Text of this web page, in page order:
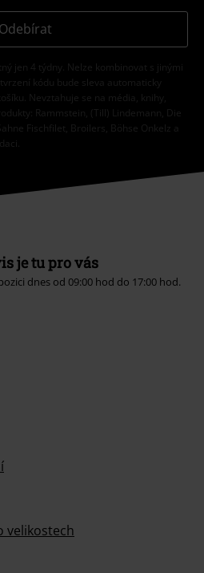
Odebírat
jen 4 týdny. Nelze kombinovat s jinými
kódu bude sleva automaticky
Nevztahuje se na média, knihy,
Rammstein, (Till) Lindemann, Die
Fischfilet, Broilers, Böhse Onkelz a
je tu pro vás
dnes od 09:00 hod do 17:00 hod.
velikostech